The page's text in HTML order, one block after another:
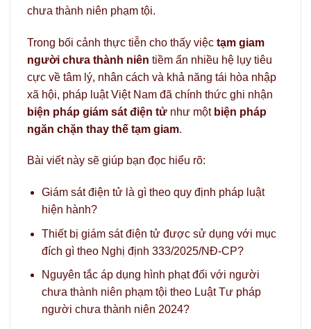
chưa thành niên phạm tội.
Trong bối cảnh thực tiễn cho thấy việc tạm giam
người chưa thành niên tiềm ẩn nhiều hệ lụy tiêu
cực về tâm lý, nhân cách và khả năng tái hòa nhập
xã hội, pháp luật Việt Nam đã chính thức ghi nhận
biện pháp giám sát điện tử như một biện pháp
ngăn chặn thay thế tạm giam.
Bài viết này sẽ giúp bạn đọc hiểu rõ:
Giám sát điện tử là gì theo quy định pháp luật
hiện hành?
Thiết bị giám sát điện tử được sử dụng với mục
đích gì theo Nghị định 333/2025/NĐ-CP?
Nguyên tắc áp dụng hình phạt đối với người
chưa thành niên phạm tội theo Luật Tư pháp
người chưa thành niên 2024?